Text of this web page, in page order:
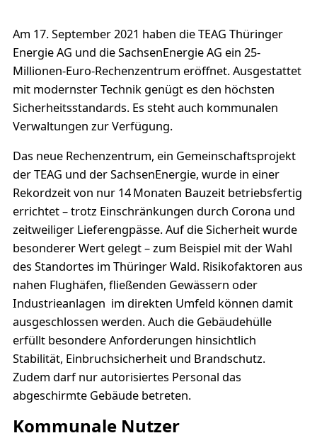
Am 17. September 2021 haben die TEAG Thüringer
Energie AG und die SachsenEnergie AG ein 25-
Millionen-Euro-Rechenzentrum eröffnet. Ausgestattet
mit modernster Technik genügt es den höchsten
Sicherheitsstandards. Es steht auch kommunalen
Verwaltungen zur Verfügung.
Das neue Rechenzentrum, ein Gemeinschaftsprojekt
der TEAG und der SachsenEnergie, wurde in einer
Rekordzeit von nur 14 Monaten Bauzeit betriebsfertig
errichtet – trotz Einschränkungen durch Corona und
zeitweiliger Lieferengpässe. Auf die Sicherheit wurde
besonderer Wert gelegt – zum Beispiel mit der Wahl
des Standortes im Thüringer Wald. Risikofaktoren aus
nahen Flughäfen, fließenden Gewässern oder
Industrieanlagen im direkten Umfeld können damit
ausgeschlossen werden. Auch die Gebäudehülle
erfüllt besondere Anforderungen hinsichtlich
Stabilität, Einbruchsicherheit und Brandschutz.
Zudem darf nur autorisiertes Personal das
abgeschirmte Gebäude betreten.
Kommunale Nutzer